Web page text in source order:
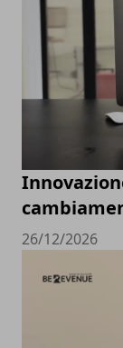
26/12/2026